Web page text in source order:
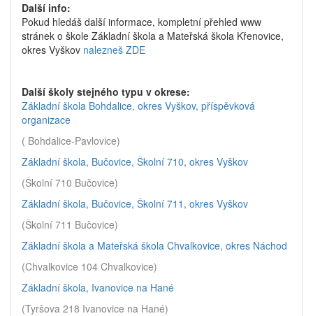
Další info:
Pokud hledáš další informace, kompletní přehled www
stránek o škole Základní škola a Mateřská škola Křenovice,
okres Vyškov nalezneš ZDE
Další školy stejného typu v okrese:
Základní škola Bohdalice, okres Vyškov, příspěvková
organizace
( Bohdalice-Pavlovice)
Základní škola, Bučovice, Školní 710, okres Vyškov
(Školní 710 Bučovice)
Základní škola, Bučovice, Školní 711, okres Vyškov
(Školní 711 Bučovice)
Základní škola a Mateřská škola Chvalkovice, okres Náchod
(Chvalkovice 104 Chvalkovice)
Základní škola, Ivanovice na Hané
(Tyršova 218 Ivanovice na Hané)